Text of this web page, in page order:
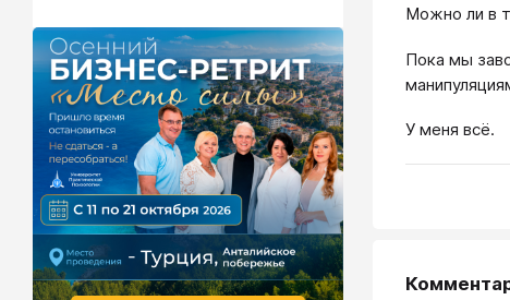
Можно ли в
Пока мы
У меня всё.